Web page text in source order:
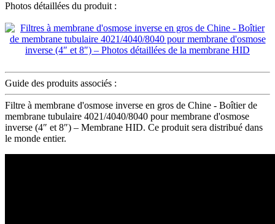
Photos détaillées du produit :
Guide des produits associés :
Filtre à membrane d'osmose inverse en gros de Chine - Boîtier de
membrane tubulaire 4021/4040/8040 pour membrane d'osmose
inverse (4″ et 8″) – Membrane HID. Ce produit sera distribué dans
le monde entier.